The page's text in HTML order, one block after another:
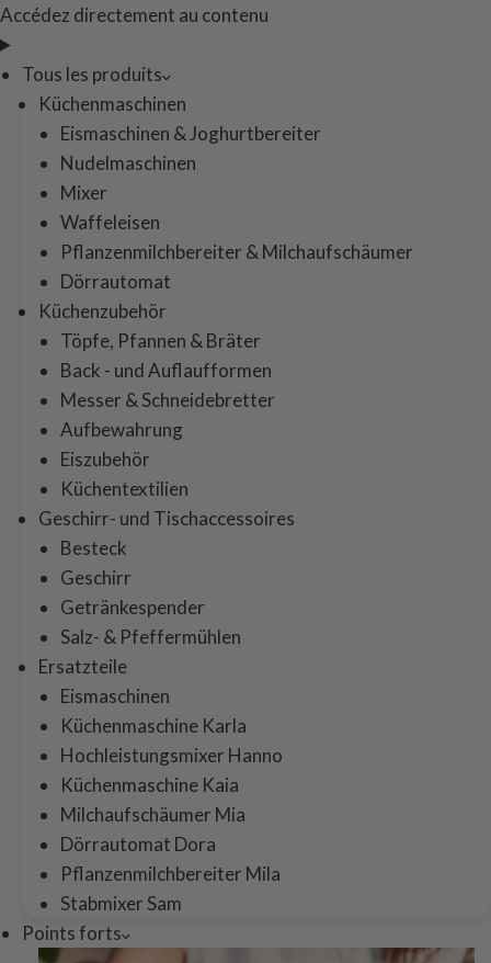
Accédez directement au contenu
Tous les produits
Küchenmaschinen
Eismaschinen & Joghurtbereiter
Nudelmaschinen
Mixer
Waffeleisen
Pflanzenmilchbereiter & Milchaufschäumer
Dörrautomat
Küchenzubehör
Töpfe, Pfannen & Bräter
Back - und Auflaufformen
Messer & Schneidebretter
Aufbewahrung
Eiszubehör
Küchentextilien
Geschirr- und Tischaccessoires
Besteck
Geschirr
Getränkespender
Salz- & Pfeffermühlen
Ersatzteile
Eismaschinen
Küchenmaschine Karla
Hochleistungsmixer Hanno
Küchenmaschine Kaia
Milchaufschäumer Mia
Dörrautomat Dora
Pflanzenmilchbereiter Mila
Stabmixer Sam
Points forts